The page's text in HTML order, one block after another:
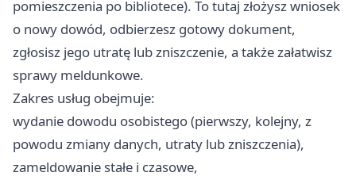
pomieszczenia po bibliotece). To tutaj złożysz wniosek
o nowy dowód, odbierzesz gotowy dokument,
zgłosisz jego utratę lub zniszczenie, a także załatwisz
sprawy meldunkowe.
Zakres usług obejmuje:
wydanie dowodu osobistego (pierwszy, kolejny, z
powodu zmiany danych, utraty lub zniszczenia),
zameldowanie stałe i czasowe,